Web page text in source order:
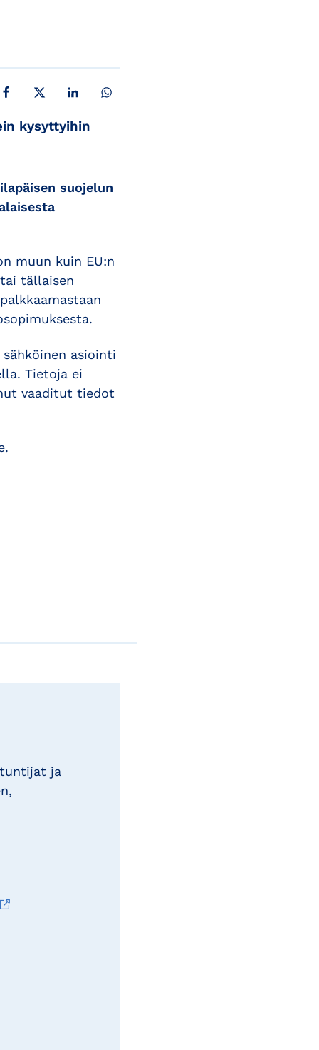
JAA FACEBOOKISSA
JAA X:SSÄ JAA LINKEDINISSÄ
kysyttyihin
suojelun
muun kuin EU:n
tällaisen
asiointi
Tietoja ei
vaaditut tiedot
ja